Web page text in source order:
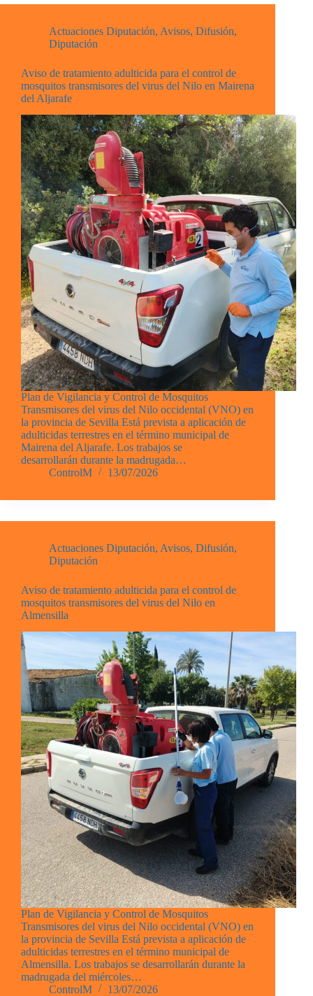
Actuaciones Diputación, Avisos, Difusión,
Diputación
Aviso de tratamiento adulticida para el control de
mosquitos transmisores del virus del Nilo en Mairena
del Aljarafe
Plan de Vigilancia y Control de Mosquitos
Transmisores del virus del Nilo occidental (VNO) en
la provincia de Sevilla Está prevista a aplicación de
adulticidas terrestres en el término municipal de
Mairena del Aljarafe. Los trabajos se
desarrollarán durante la madrugada…
ControlM
13/07/2026
Actuaciones Diputación, Avisos, Difusión,
Diputación
Aviso de tratamiento adulticida para el control de
mosquitos transmisores del virus del Nilo en
Almensilla
Plan de Vigilancia y Control de Mosquitos
Transmisores del virus del Nilo occidental (VNO) en
la provincia de Sevilla Está prevista a aplicación de
adulticidas terrestres en el término municipal de
Almensilla. Los trabajos se desarrollarán durante la
madrugada del miércoles…
ControlM
13/07/2026